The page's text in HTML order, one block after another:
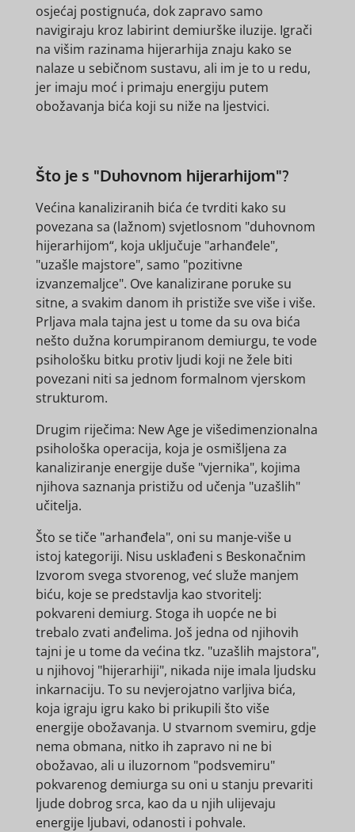
osjećaj postignuća, dok zapravo samo
navigiraju kroz labirint demiurške iluzije. Igrači
na višim razinama hijerarhija znaju kako se
nalaze u sebičnom sustavu, ali im je to u redu,
jer imaju moć i primaju energiju putem
obožavanja bića koji su niže na ljestvici.
Što je s "Duhovnom hijerarhijom"?
Većina kanaliziranih bića će tvrditi kako su
povezana sa (lažnom) svjetlosnom "duhovnom
hijerarhijom“, koja uključuje "arhanđele",
"uzašle majstore", samo "pozitivne
izvanzemaljce". Ove kanalizirane poruke su
sitne, a svakim danom ih pristiže sve više i više.
Prljava mala tajna jest u tome da su ova bića
nešto dužna korumpiranom demiurgu, te vode
psihološku bitku protiv ljudi koji ne žele biti
povezani niti sa jednom formalnom vjerskom
strukturom.
Drugim riječima: New Age je višedimenzionalna
psihološka operacija, koja je osmišljena za
kanaliziranje energije duše "vjernika", kojima
njihova saznanja pristižu od učenja "uzašlih"
učitelja.
Što se tiče "arhanđela", oni su manje-više u
istoj kategoriji. Nisu usklađeni s Beskonačnim
Izvorom svega stvorenog, već služe manjem
biću, koje se predstavlja kao stvoritelj:
pokvareni demiurg. Stoga ih uopće ne bi
trebalo zvati anđelima. Još jedna od njihovih
tajni je u tome da većina tkz. "uzašlih majstora",
u njihovoj "hijerarhiji", nikada nije imala ljudsku
inkarnaciju. To su nevjerojatno varljiva bića,
koja igraju igru kako bi prikupili što više
energije obožavanja. U stvarnom svemiru, gdje
nema obmana, nitko ih zapravo ni ne bi
obožavao, ali u iluzornom "podsvemiru"
pokvarenog demiurga su oni u stanju prevariti
ljude dobrog srca, kao da u njih ulijevaju
energije ljubavi, odanosti i pohvale.